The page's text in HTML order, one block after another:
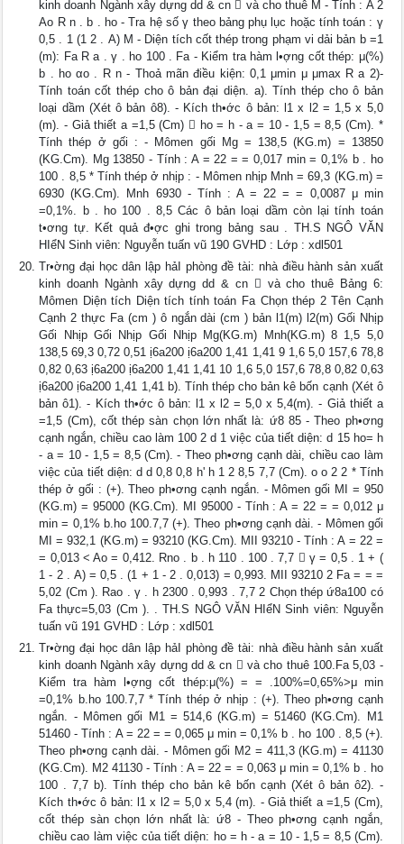
kinh doanh Ngành xây dựng dd & cn  và cho thuê M - Tính : A 2
Ao R n . b . ho - Tra hệ số γ theo bảng phụ lục hoặc tính toán : γ
0,5 . 1 (1 2 . A) M - Diện tích cốt thép trong phạm vi dải bản b =1
(m): Fa R a . γ . ho 100 . Fa - Kiểm tra hàm l•ợng cốt thép: μ(%)
b . ho αo . R n - Thoả mãn điều kiện: 0,1 μmin μ μmax R a 2)-
Tính toán cốt thép cho ô bản đại diện. a). Tính thép cho ô bản
loại dầm (Xét ô bản ô8). - Kích th•ớc ô bản: l1 x l2 = 1,5 x 5,0
(m). - Giả thiết a =1,5 (Cm)  ho = h - a = 10 - 1,5 = 8,5 (Cm). *
Tính thép ở gối : - Mômen gối Mg = 138,5 (KG.m) = 13850
(KG.Cm). Mg 13850 - Tính : A = 22 = = 0,017 min = 0,1% b . ho
100 . 8,5 * Tính thép ở nhịp : - Mômen nhịp Mnh = 69,3 (KG.m) =
6930 (KG.Cm). Mnh 6930 - Tính : A = 22 = = 0,0087 μ min
=0,1%. b . ho 100 . 8,5 Các ô bản loại dầm còn lại tính toán
t•ơng tự. Kết quả đ•ợc ghi trong bảng sau . TH.S NGÔ VĂN
HIểN Sinh viên: Nguyễn tuấn vũ 190 GVHD : Lớp : xdl501
Tr•ờng đại học dân lập hảI phòng đề tài: nhà điều hành sản xuất
kinh doanh Ngành xây dựng dd & cn  và cho thuê Bảng 6:
Mômen Diện tích Diện tích tính toán Fa Chọn thép 2 Tên Cạnh
Cạnh 2 thực Fa (cm ) ô ngắn dài (cm ) bản l1(m) l2(m) Gối Nhịp
Gối Nhịp Gối Nhịp Gối Nhịp Mg(KG.m) Mnh(KG.m) 8 1,5 5,0
138,5 69,3 0,72 0,51 ị6a200 ị6a200 1,41 1,41 9 1,6 5,0 157,6 78,8
0,82 0,63 ị6a200 ị6a200 1,41 1,41 10 1,6 5,0 157,6 78,8 0,82 0,63
ị6a200 ị6a200 1,41 1,41 b). Tính thép cho bản kê bốn cạnh (Xét ô
bản ô1). - Kích th•ớc ô bản: l1 x l2 = 5,0 x 5,4(m). - Giả thiết a
=1,5 (Cm), cốt thép sàn chọn lớn nhất là: ứ8 85 - Theo ph•ơng
cạnh ngắn, chiều cao làm 100 2 d 1 việc của tiết diện: d 15 ho= h
- a = 10 - 1,5 = 8,5 (Cm). - Theo ph•ơng cạnh dài, chiều cao làm
việc của tiết diện: d d 0,8 0,8 h' h 1 2 8,5 7,7 (Cm). o o 2 2 * Tính
thép ở gối : (+). Theo ph•ơng cạnh ngắn. - Mômen gối MI = 950
(KG.m) = 95000 (KG.Cm). MI 95000 - Tính : A = 22 = = 0,012 μ
min = 0,1% b.ho 100.7,7 (+). Theo ph•ơng cạnh dài. - Mômen gối
MI = 932,1 (KG.m) = 93210 (KG.Cm). MII 93210 - Tính : A = 22 =
= 0,013 < Ao = 0,412. Rno . b . h 110 . 100 . 7,7  γ = 0,5 . 1 + (
1 - 2 . A) = 0,5 . (1 + 1 - 2 . 0,013) = 0,993. MII 93210 2 Fa = = =
5,02 (Cm ). Rao . γ . h 2300 . 0,993 . 7,7 2 Chọn thép ứ8a100 có
Fa thực=5,03 (Cm ). . TH.S NGÔ VĂN HIểN Sinh viên: Nguyễn
tuấn vũ 191 GVHD : Lớp : xdl501
Tr•ờng đại học dân lập hảI phòng đề tài: nhà điều hành sản xuất
kinh doanh Ngành xây dựng dd & cn  và cho thuê 100.Fa 5,03 -
Kiểm tra hàm l•ợng cốt thép:μ(%) = = .100%=0,65%>μ min
=0,1% b.ho 100.7,7 * Tính thép ở nhịp : (+). Theo ph•ơng cạnh
ngắn. - Mômen gối M1 = 514,6 (KG.m) = 51460 (KG.Cm). M1
51460 - Tính : A = 22 = = 0,065 μ min = 0,1% b . ho 100 . 8,5 (+).
Theo ph•ơng cạnh dài. - Mômen gối M2 = 411,3 (KG.m) = 41130
(KG.Cm). M2 41130 - Tính : A = 22 = = 0,063 μ min = 0,1% b . ho
100 . 7,7 b). Tính thép cho bản kê bốn cạnh (Xét ô bản ô2). -
Kích th•ớc ô bản: l1 x l2 = 5,0 x 5,4 (m). - Giả thiết a =1,5 (Cm),
cốt thép sàn chọn lớn nhất là: ứ8 - Theo ph•ơng cạnh ngắn,
chiều cao làm việc của tiết diện: ho = h - a = 10 - 1,5 = 8,5 (Cm).